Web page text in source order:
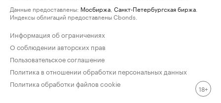
Данные предоставлены: Мосбиржа Санкт-Петербургская биржа
Индексы облигаций предоставлены Cbonds.
Информация об ограничениях
О соблюдении авторских прав
Пользовательское соглашение
Политика в отношении обработки персональных данных
Политика обработки файлов cookie
18+